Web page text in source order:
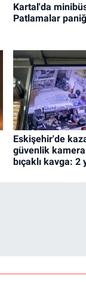
Kartal'da
Patlamalar
Eskişehir'de
güvenlik
bıçaklı kavga: 2